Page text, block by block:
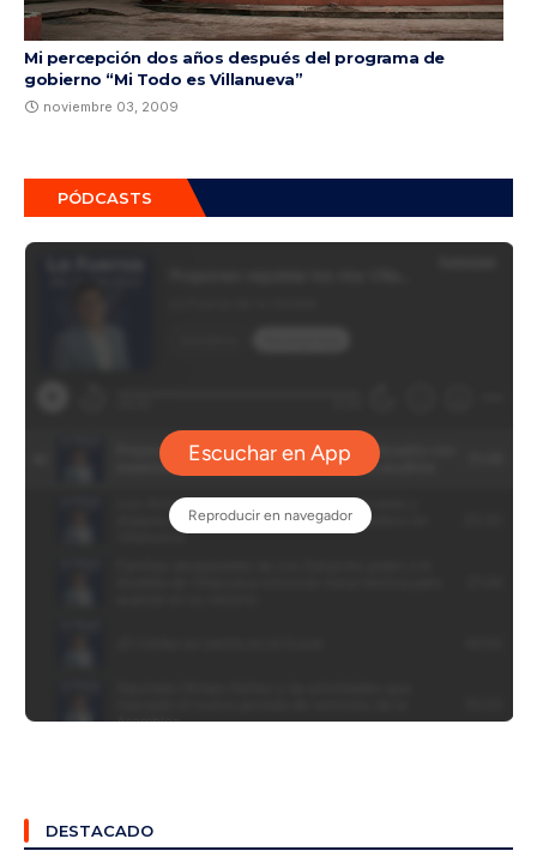
Mi percepción dos años después del programa de
gobierno “Mi Todo es Villanueva”
noviembre 03, 2009
PÓDCASTS
DESTACADO